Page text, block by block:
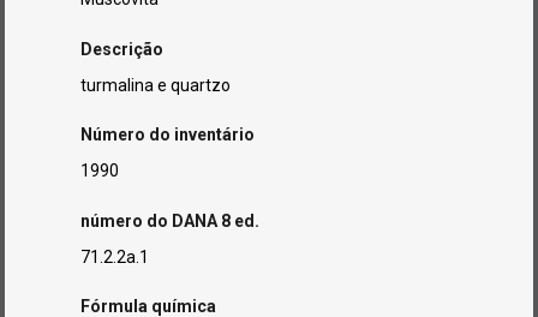
Descrição
turmalina e quartzo
Número do inventário
1990
número do DANA 8 ed.
71.2.2a.1
Fórmula química